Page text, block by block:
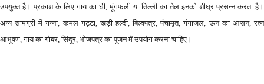
उपयुक्त है। प्रकाश के लिए गाय का घी, मूंगफली या तिल्ली का तेल इनको शीघ्र प्रसन्न करता है।
अन्य सामग्री में गन्ना, कमल गट्टा, खड़ी हल्दी, बिल्वपत्र, पंचामृत, गंगाजल, ऊन का आसन, रत्न
आभूषण, गाय का गोबर, सिंदूर, भोजपत्र का पूजन में उपयोग करना चाहिए।